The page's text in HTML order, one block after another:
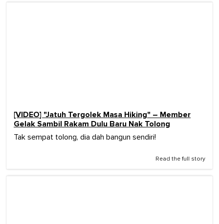
[VIDEO] "Jatuh Tergolek Masa Hiking" – Member
Gelak Sambil Rakam Dulu Baru Nak Tolong
Tak sempat tolong, dia dah bangun sendiri!
Read the full story